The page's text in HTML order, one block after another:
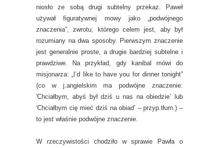
niosło ze sobą drugi subtelny przekaz. Paweł
używał figuratywnej mowy jako „podwójnego
znaczenia”, zwrotu, którego celem jest, aby był
rozumiany na dwa sposoby. Pierwszym znaczenie
jest generalnie proste, a drugie bardziej subtelne i
prawdziwe. Na przykład, gdy kanibal mówi do
misjonarza: „I’d like to have you for dinner tonight”
(co w j.angielskim ma podwójne znaczenie:
'Chciałbym, abyś był dziś u nas na obiedzie’ lub
'Chciałbym cię mieć dziś na obiad’ – przyp.tłum.) –
to jest właśnie podwójne znaczenie.
W rzeczywistości chodziło w sprawie Pawła o